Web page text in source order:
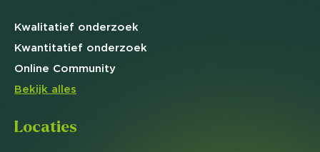
Kwalitatief onderzoek
Kwantitatief onderzoek
Online Community
Bekijk alles
Locaties